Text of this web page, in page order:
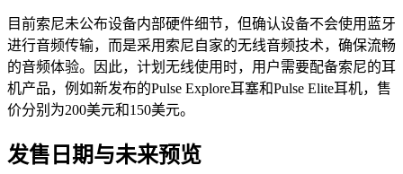
目前索尼未公布设备内部硬件细节，但确认设备不会使用蓝牙
进行音频传输，而是采用索尼自家的无线音频技术，确保流畅
的音频体验。因此，计划无线使用时，用户需要配备索尼的耳
机产品，例如新发布的Pulse Explore耳塞和Pulse Elite耳机，售
价分别为200美元和150美元。
发售日期与未来预览